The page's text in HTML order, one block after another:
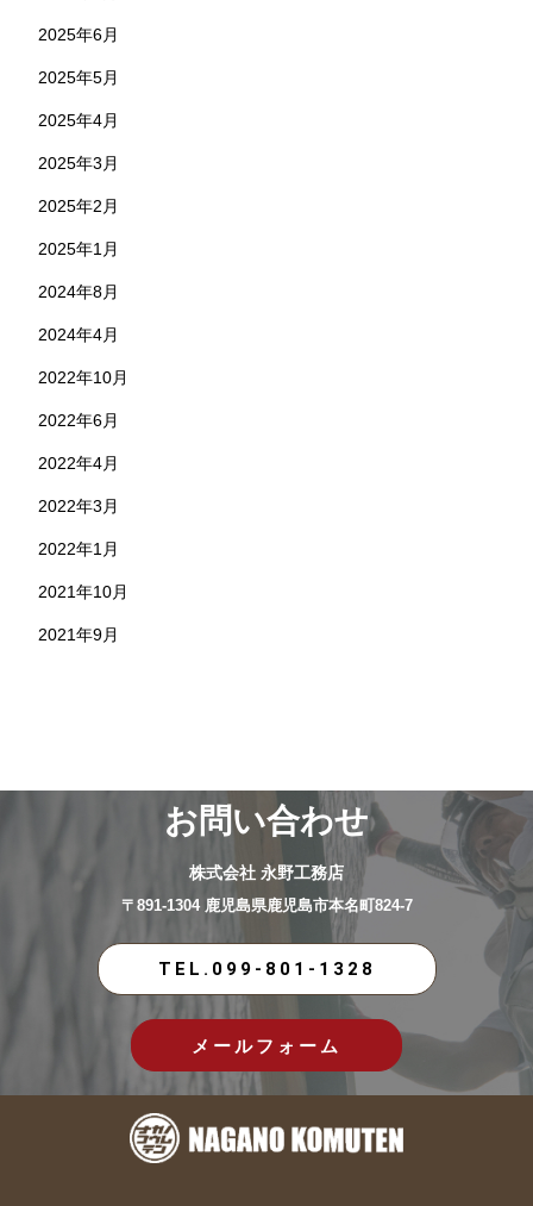
2025年6月
2025年5月
2025年4月
2025年3月
2025年2月
2025年1月
2024年8月
2024年4月
2022年10月
2022年6月
2022年4月
2022年3月
2022年1月
2021年10月
2021年9月
お問い合わせ
株式会社 永野工務店
〒891-1304 鹿児島県鹿児島市本名町824-7
TEL.099-801-1328
メールフォーム